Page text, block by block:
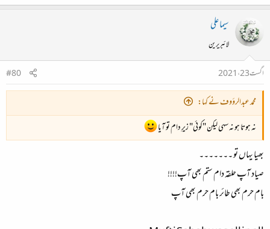
سیما علی
لائبریرین
اگست 23، 2021
#80
محمد عبدالرؤوف نے کہا:
نہ ہوتا ہو نہ سہی لیکن "کوئی" زیرِ دام تو آیا
بھیا یہاں تو ۔۔۔۔۔۔۔
صیاد آپ حلقہ دام ستم بھی آپ!!!!
بام حرم بھی طائر بام حرم بھی آپ